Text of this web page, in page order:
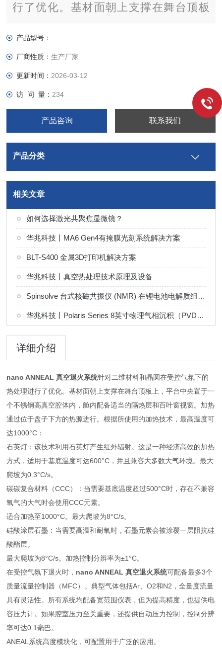
行了优化。基材面朝上支撑在舞台顶板
内，舱内配备适当的隔热层和百叶窗视
窗。加热通过位于盘子下方的热源进行。
根据所使用的加热技术，最高温度可达
产品型号：
厂商性质：生产厂家
更新时间： 2026-03-12
访 问 量： 234
产品咨询 联系我们
产品分类
相关文章
如何选择激光共聚焦显微镜？
华兆科技丨MA6 Gen4有掩膜光刻系统解决方案
BLT-S400 金属3D打印机解决方案
华兆科技丨真空热处理技术原理及设备
Spinsolve 台式核磁共振仪 (NMR) 在锂电池电解质组分分析中的应用
华兆科技丨Polaris Series 8英寸物理气相沉积（PVD）系统解决方案
详细介绍
nano ANNEAL 真空退火系统针对二维材料和晶圆在受控气氛下的
热处理进行了优化。基材面朝上支撑在舞台顶板上，平台中央置于一
个不锈钢高真空腔体内，舱内配备适当的隔热层和百叶窗视窗。加热
通过位于盘子下方的热源进行。根据所使用的加热技术，最高温度可
达1000°C：
石英灯：该技术利用石英灯产生红外辐射。这是一种经济高效的加热
方式，适用于基底温度可达600°C，并且兼容大多数大气环境。最大
爬坡为0.3°C/s。
碳碳复合材料（CCC）：当需要基底温度超过500°C时，存在不兼容
氧气的大气时会使用CCC元素。
适合加热至1000°C。最大爬坡为8°C/s。
硅酸涂层石墨：当需要高温和耐氧时，石墨元素会被涂覆一层阻抗硅
酸酯层。
最大爬坡为8°C/s。加热控制分辨率为±1°C。
在受控气氛下退火时， nano ANNEAL 真空退火系统可配备最多3个
质量流量控制器（MFC）。典型气体包括Ar、O2和N2，全量度流量
具有灵活性。所有系统均配备宽范围仪表，但为提高精度，也提供电
容压力计。如果腔室压力至关重要，还提供自动压力控制，控制分辨
率可达0.1毫巴。
ANEAL系统高度模块化，可配置用于广泛的应用。